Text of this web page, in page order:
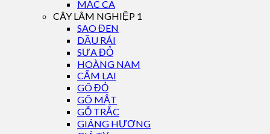
MẮC CA
CÂY LÂM NGHIỆP 1
SAO ĐEN
DẦU RÁI
SƯA ĐỎ
HOÀNG NAM
CẨM LAI
GÕ ĐỎ
GÕ MẬT
GỖ TRẮC
GIÁNG HƯƠNG